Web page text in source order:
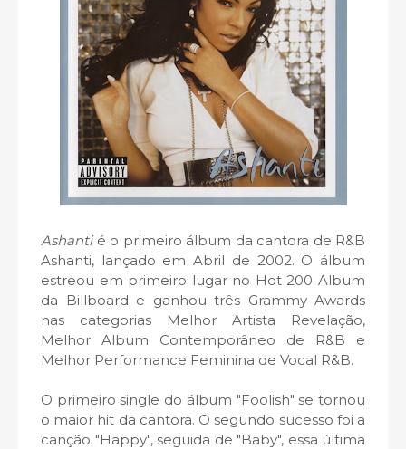
Ashantié o primeiro álbum da cantora de R&B
Ashanti, lançado em Abril de 2002. O álbum
estreou em primeiro lugar no Hot 200 Album
da Billboard e ganhou três Grammy Awards
nas categorias Melhor Artista Revelação,
Melhor Album Contemporâneo de R&B e
Melhor Performance Feminina de Vocal R&B.
O primeiro single do álbum "Foolish" se tornou
o maior hit da cantora. O segundo sucesso foi a
canção "Happy", seguida de "Baby", essa última